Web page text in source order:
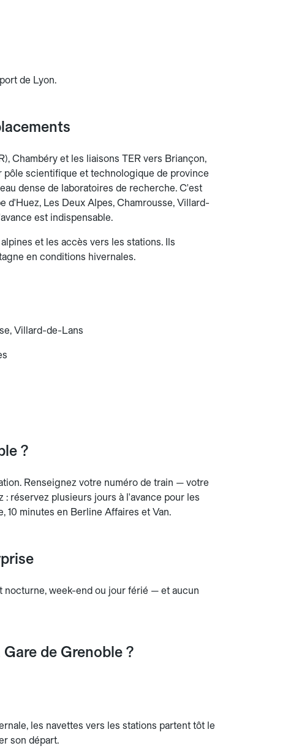
de Lyon.
Chambéry et les liaisons TER vers Briançon,
pôle scientifique et technologique de province
dense de laboratoires de recherche. C'est
d'Huez, Les Deux Alpes, Chamrousse, Villard-
est indispensable.
et les accès vers les stations. Ils
en conditions hivernales.
Villard-de-Lans
?
Renseignez votre numéro de train — votre
réservez plusieurs jours à l'avance pour les
10 minutes en Berline Affaires et Van.
week-end ou jour férié — et aucun
de Grenoble ?
les navettes vers les stations partent tôt le
son départ.